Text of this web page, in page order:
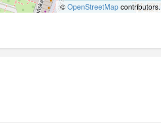
© OpenStreetMapcontributors.